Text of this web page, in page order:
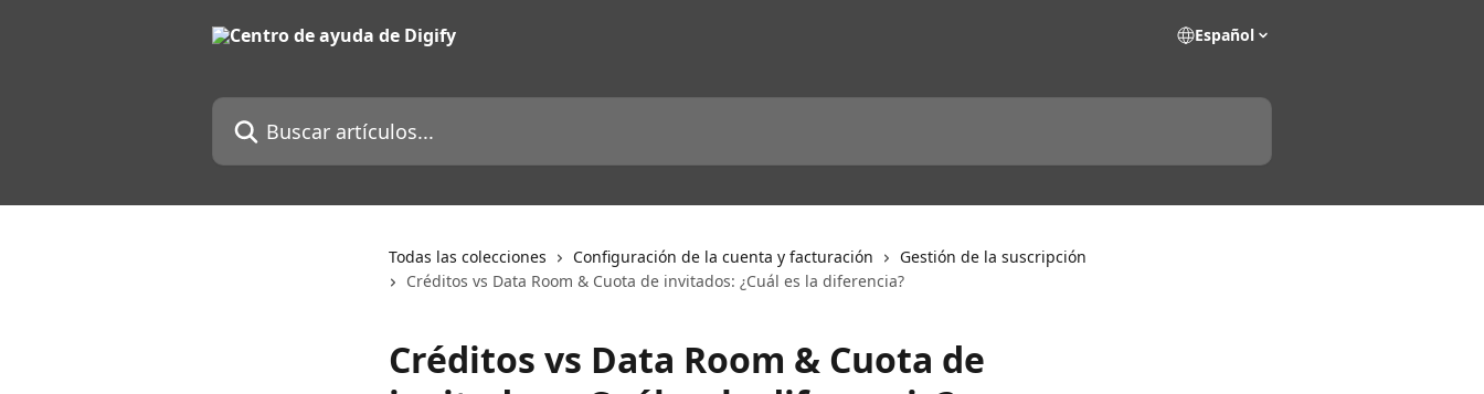
Español
Buscar artículos...
Todas las colecciones Configuración de la cuenta y facturación
Gestión de la suscripción
Créditos vs Data Room & Cuota de invitados: ¿Cuál es la diferencia?
Créditos vs Data Room & Cuota de